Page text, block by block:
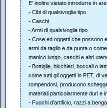
E’ inoltre vietato introdurre in
- Cibi di qualsivoglia tipo
- Caschi
- Armi di qualsivoglia tipo
- Cose ed oggetti che possono
armi da taglio e da punta o
manico lungo, caschi e altri
- Bottiglie, bicchieri, boccali o
come tutti gli oggetti in PET, di
rompendosi, producono
materiali particolarmente duri e
- Fuochi d'artificio, razzi a